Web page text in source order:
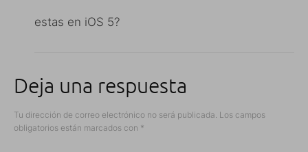
estas en iOS 5?
Deja una respuesta
Tu dirección de correo electrónico no será publicada. Los campos
obligatorios están marcados con *